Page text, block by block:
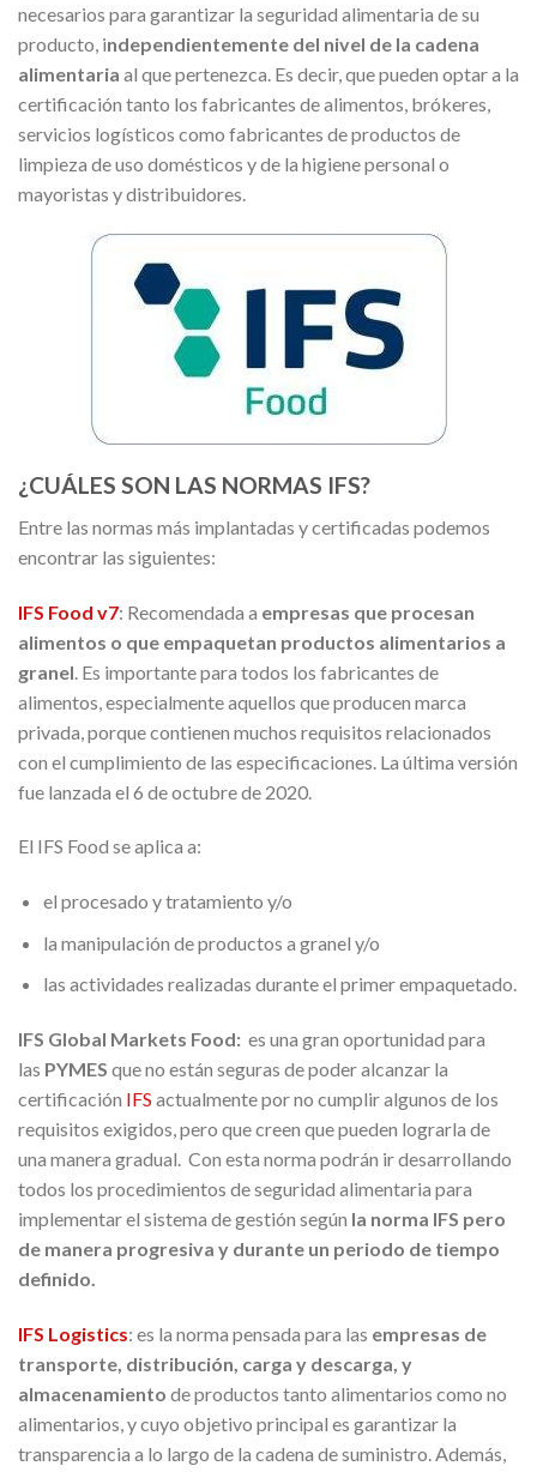
necesarios para garantizar la seguridad alimentaria de su
producto, independientemente del nivel de la cadena
alimentaria al que pertenezca. Es decir, que pueden optar a la
certificación tanto los fabricantes de alimentos, brókeres,
servicios logísticos como fabricantes de productos de
limpieza de uso domésticos y de la higiene personal o
mayoristas y distribuidores.
¿CUÁLES SON LAS NORMAS IFS?
Entre las normas más implantadas y certificadas podemos
encontrar las siguientes:
IFS Food v7: Recomendada a empresas que procesan
alimentos o que empaquetan productos alimentarios a
granel . Es importante para todos los fabricantes de
alimentos, especialmente aquellos que producen marca
privada, porque contienen muchos requisitos relacionados
con el cumplimiento de las especificaciones. La última versión
fue lanzada el 6 de octubre de 2020.
El IFS Food se aplica a:
el procesado y tratamiento y/o
la manipulación de productos a granel y/o
las actividades realizadas durante el primer empaquetado.
IFS Global Markets Food: es una gran oportunidad para
las PYMES que no están seguras de poder alcanzar la
certificación IFS actualmente por no cumplir algunos de los
requisitos exigidos, pero que creen que pueden lograrla de
una manera gradual. Con esta norma podrán ir desarrollando
todos los procedimientos de seguridad alimentaria para
implementar el sistema de gestión según la norma IFS pero
de manera progresiva y durante un periodo de tiempo
definido.
IFS Logistics: es la norma pensada para las empresas de
transporte, distribución, carga y descarga, y
almacenamiento de productos tanto alimentarios como no
alimentarios, y cuyo objetivo principal es garantizar la
transparencia a lo largo de la cadena de suministro. Además,